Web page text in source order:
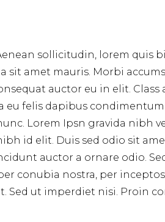
sollicitudin, lorem quis
sit amet mauris. Morbi
auctor eu in elit.
felis dapibus
Lorem Ipsn gravida nibh
id elit. Duis sed odio sit
auctor a ornare odio.
conubia nostra, per
Sed ut imperdiet nisi. Proin